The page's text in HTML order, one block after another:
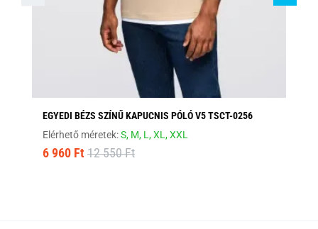
EGYEDI BÉZS SZÍNŰ KAPUCNIS PÓLÓ V5 TSCT-0256
Elérhető méretek:S, M, L,XL,XXL
6 960 Ft 12 550 Ft